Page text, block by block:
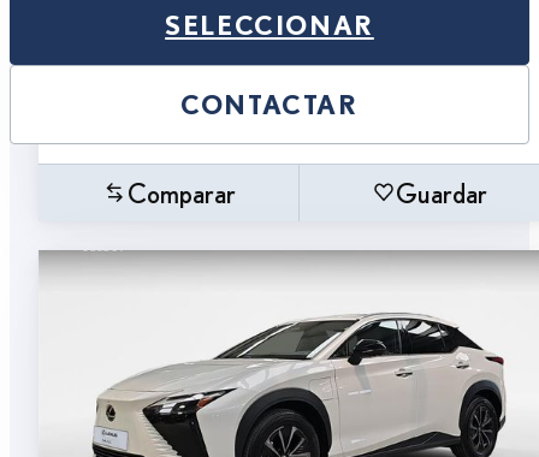
SELECCIONAR
CONTACTAR
Comparar Guardar